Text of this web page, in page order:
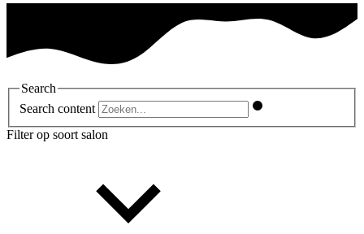
Search
Search content
Filter op soort salon